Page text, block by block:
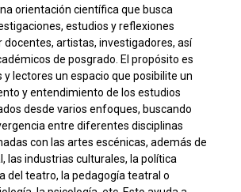
orientación científica que busca
estudios y reflexiones
docentes, artistas, investigadores, así
de posgrado. El propósito es
lectores un espacio que posibilite un
y entendimiento de los estudios
desde varios enfoques, buscando
entre diferentes disciplinas
con las artes escénicas, además de
las industrias culturales, la política
del teatro, la pedagogía teatral o